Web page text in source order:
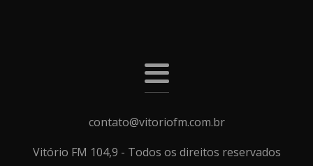
contato@vitoriofm.com.br
Vitório FM 104,9 - Todos os direitos reservados